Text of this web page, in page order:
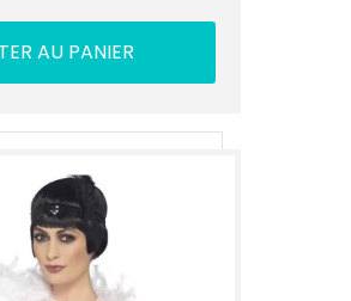
AU PANIER